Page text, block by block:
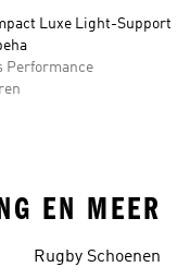
Luxe Light-Support
Performance
EN MEER
Rugby Schoenen